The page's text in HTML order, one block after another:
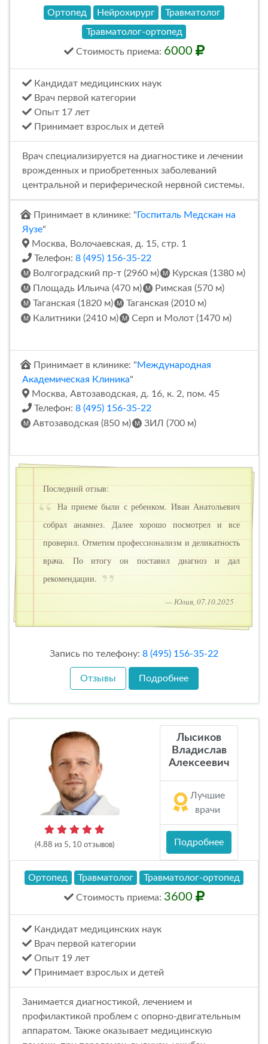
Ортопед Нейрохирург
Травматолог
Травматолог-ортопед
Стоимость приема: 6000
Кандидат медицинских наук
Врач первой категории
Опыт 17 лет
Принимает взрослых и детей
Врач специализируется на диагностике и лечении
врожденных и приобретенных заболеваний
центральной и периферической нервной системы.
Принимает в клинике: " Госпиталь Медскан на
Яузе"
Москва, Волочаевская, д. 15, стр. 1
Телефон: 8 (495) 156-35-22
Волгоградский пр-т (2960 м)
Курская (1380 м)
Площадь Ильича (470 м)
Римская (570 м)
Таганская (1820 м)
Таганская (2010 м)
Калитники (2410 м)
Серп и Молот (1470 м)
Принимает в клинике: "Международная
Академическая Клиника"
Москва, Автозаводская, д. 16, к. 2, пом. 45
Телефон: 8 (495) 156-35-22
Автозаводская (850 м)
ЗИЛ (700 м)
Последний отзыв:
На приеме были с ребенком. Иван Анатольевич
собрал анамнез. Далее хорошо посмотрел и все
проверил. Отметим профессионализм и деликатность
врача. По итогу он поставил диагноз и дал
рекомендации.
— Юлия, 07.10.2025
Запись по телефону: 8 (495) 156-35-22
Отзывы Подробнее
(4.88 из 5, 10 отзывов)
Лысиков
Владислав
Алексеевич
Лучшие
врачи
Подробнее
Ортопед Травматолог Травматолог-ортопед
Стоимость приема: 3600
Кандидат медицинских наук
Врач первой категории
Опыт 19 лет
Принимает взрослых и детей
Занимается диагностикой, лечением и
профилактикой проблем с опорно-двигательным
аппаратом. Также оказывает медицинскую